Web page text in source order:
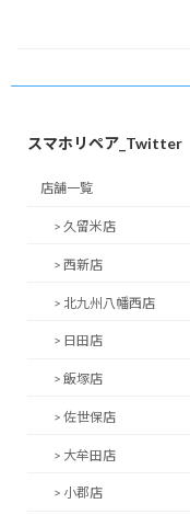
スマホリペア_Twitter
店舗一覧
> 久留米店
> 西新店
> 北九州八幡西店
> 日田店
> 飯塚店
> 佐世保店
> 大牟田店
> 小郡店